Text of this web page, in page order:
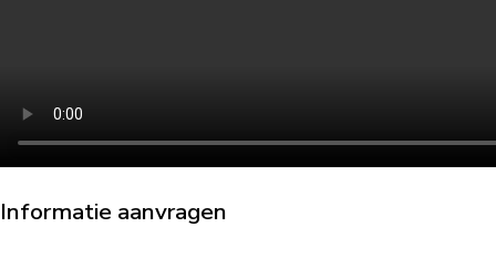
Informatie aanvragen